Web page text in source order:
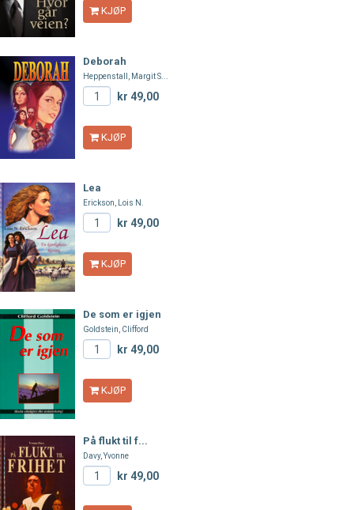
KJØP
Deborah
Heppenstall, Margit S...
kr 49,00
KJØP
Lea
Erickson, Lois N.
kr 49,00
KJØP
De som er igjen
Goldstein, Clifford
kr 49,00
KJØP
På flukt til f...
Davy, Yvonne
kr 49,00